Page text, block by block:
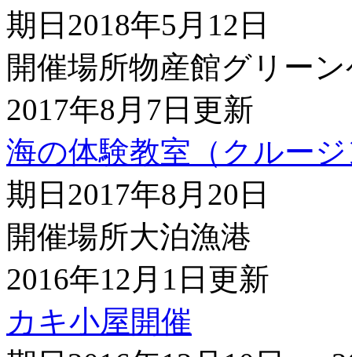
期日 2018年5月12日
開催場所物産館グリー
2017年8月7日更新
海の体験教室（クルー
期日 2017年8月20日
開催場所大泊漁港
2016年12月1日更新
カキ小屋開催